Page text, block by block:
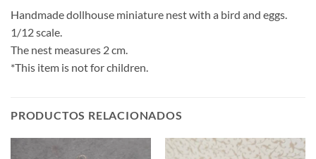
Handmade dollhouse miniature nest with a bird and eggs.
1/12 scale.
The nest measures 2 cm.
*This item is not for children.
PRODUCTOS RELACIONADOS